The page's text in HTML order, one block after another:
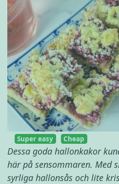
Super easy Cheap
Dessa goda hallonkakor
här på sensommaren. Med
syrliga hallonsås och lite